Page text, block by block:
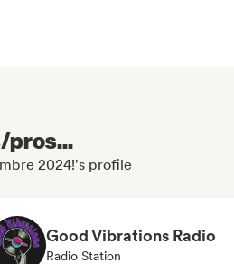
pros...
2024!'s profile
Good Vibrations Radio
Radio Station